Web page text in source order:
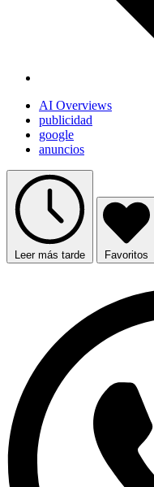
AI Overviews
publicidad
google
anuncios
Leer más tarde Favoritos